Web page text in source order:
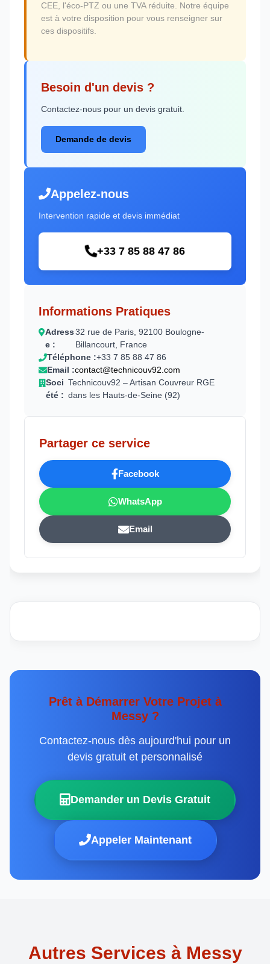
CEE, l'éco-PTZ ou une TVA réduite. Notre équipe
est à votre disposition pour vous renseigner sur
ces dispositifs.
Besoin d'un devis ?
Contactez-nous pour un devis gratuit.
Demande de devis
Appelez-nous
Intervention rapide et devis immédiat
+33 7 85 88 47 86
Informations Pratiques
Adress
e :
32 rue de Paris, 92100 Boulogne-
Billancourt, France
Téléphone :+33 7 85 88 47 86
Email :contact@technicouv92.com
Soci
été :
Technicouv92 – Artisan Couvreur RGE
dans les Hauts-de-Seine (92)
Partager ce service
Facebook
WhatsApp
Email
Prêt à Démarrer Votre Projet à
Messy ?
Contactez-nous dès aujourd'hui pour un
devis gratuit et personnalisé
Demander un Devis Gratuit
Appeler Maintenant
Autres Services à Messy